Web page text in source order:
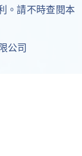
。請不時查閱本
公司